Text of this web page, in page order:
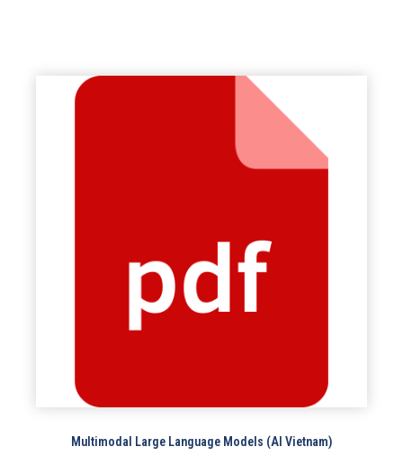
Multimodal Large Language Models (AI Vietnam)